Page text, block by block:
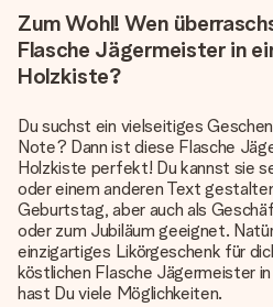
Zum Wohl! Wen
Flasche Jägermeister in
Holzkiste?
Du suchst ein vielseitiges
Note? Dann ist diese Flasche
Holzkiste perfekt! Du kannst sie
oder einem anderen Text
Geburtstag, aber auch als
oder zum Jubiläum geeignet.
einzigartiges Likörgeschenk für
köstlichen Flasche Jägermeister
hast Du viele Möglichkeiten.